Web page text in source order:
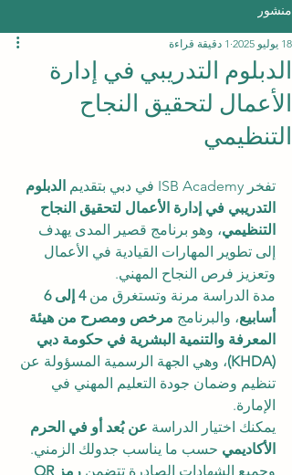
منشور
الدبلوم التدريبي في إدارة
الأعمال لتحقيق النجاح
التنظيمي
18 يوليو 2025 1 دقيقة قراءة
تفخر ISB Academy في دبي بتقديم
الدبلوم
التدريبي في إدارة الأعمال لتحقيق النجاح
التنظيمي، وهو برنامج قصير المدى يهدف
إلى تطوير المهارات القيادية في الأعمال
وتعزيز فرص النجاح المهني.
مدة الدراسة مرنة وتستغرق من
أسابيع، والبرنامج مرخص ومصرح من هيئة
المعرفة والتنمية البشرية في حكومة دبي
(KHDA)
، وهي الجهة الرسمية المسؤولة عن
تنظيم وضمان جودة التعليم المهني في
الإمارة.
يمكنك اختيار الدراسة عن بُعد أو في الحرم
الأكاديمي حسب ما يناسب جدولك الزمني.
وجميع الشهادات الصادرة تتضمن